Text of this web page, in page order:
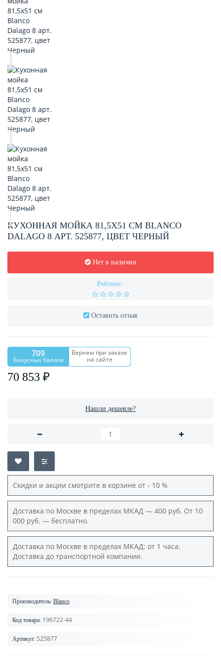
КУХОННАЯ МОЙКА 81,5Х51 СМ BLANCO
DALAGO 8 АРТ. 525877, ЦВЕТ ЧЕРНЫЙ
Нет в наличии
Рейтинг:
Оставить отзыв
709
Бонусных баллов
Вернем при заказе
на сайте
70 853 ₽
Нашли дешевле?
Скидки и акции смотрите в корзине от - 10 %
Доставка по Москве в пределах МКАД — 400 руб. От 10
000 руб. — бесплатно.
Доставка по Москве в пределах МКАД: от 1 часа.
Доставка до транспортной компании.
Производитель: Blanco
Код товара: 196722-44
Артикул: 525877